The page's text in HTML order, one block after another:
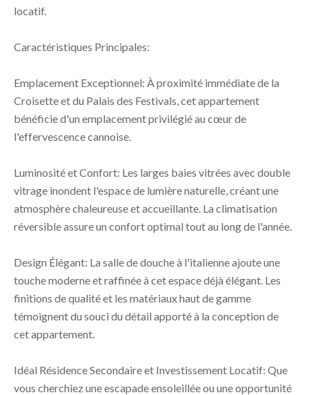
locatif.
Caractéristiques Principales:
Emplacement Exceptionnel: À proximité immédiate de la
Croisette et du Palais des Festivals, cet appartement
bénéficie d'un emplacement privilégié au cœur de
l'effervescence cannoise.
Luminosité et Confort: Les larges baies vitrées avec double
vitrage inondent l'espace de lumière naturelle, créant une
atmosphère chaleureuse et accueillante. La climatisation
réversible assure un confort optimal tout au long de l'année.
Design Élégant: La salle de douche à l'italienne ajoute une
touche moderne et raffinée à cet espace déjà élégant. Les
finitions de qualité et les matériaux haut de gamme
témoignent du souci du détail apporté à la conception de
cet appartement.
Idéal Résidence Secondaire et Investissement Locatif: Que
vous cherchiez une escapade ensoleillée ou une opportunité